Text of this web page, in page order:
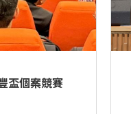
盃個案競賽